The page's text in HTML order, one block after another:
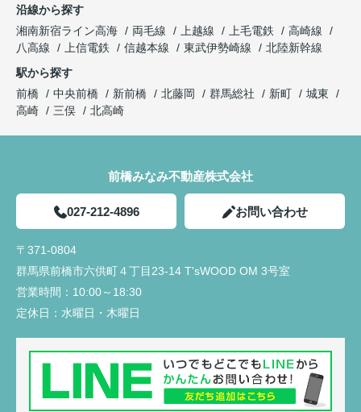
沿線から探す
湘南新宿ライン高海
両毛線 上越線 上毛電鉄
高崎線
八高線
上信電鉄 信越本線 東武伊勢崎線
北陸新幹線
駅から探す
前橋
中央前橋 新前橋 北藤岡 群馬総社 新町
城東
高崎
三俣 北高崎
前橋みなみ不動産株式会社
027-212-4896 お問い合わせ
〒371-0804
群馬県前橋市六供町４丁目23‐14 T'sWOOD OM 3号室
営業時間： 10:00～18:30
定休日： 水曜日・木曜日